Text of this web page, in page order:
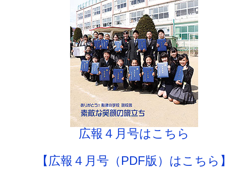
広報４月号はこちら
【広報４月号（PDF版）はこちら】